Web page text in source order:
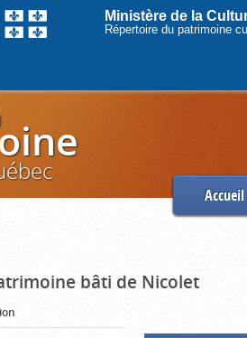
Ministère de la
Répertoire du patrimoine
Accueil
bâti de Nicolet